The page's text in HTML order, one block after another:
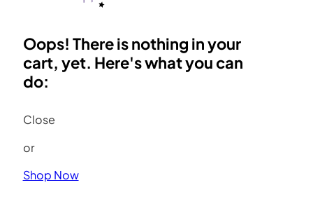
Oops! There is nothing in your
cart, yet. Here's what you can
do:
Close
or
Shop Now